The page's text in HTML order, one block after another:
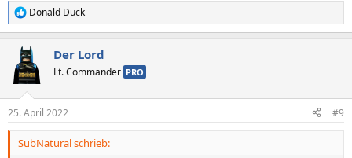
R
e
t
i
e
n
Donald Duck
Der Lord
Lt. Commander PRO
25. April 2022 #9
SubNatural schrieb: